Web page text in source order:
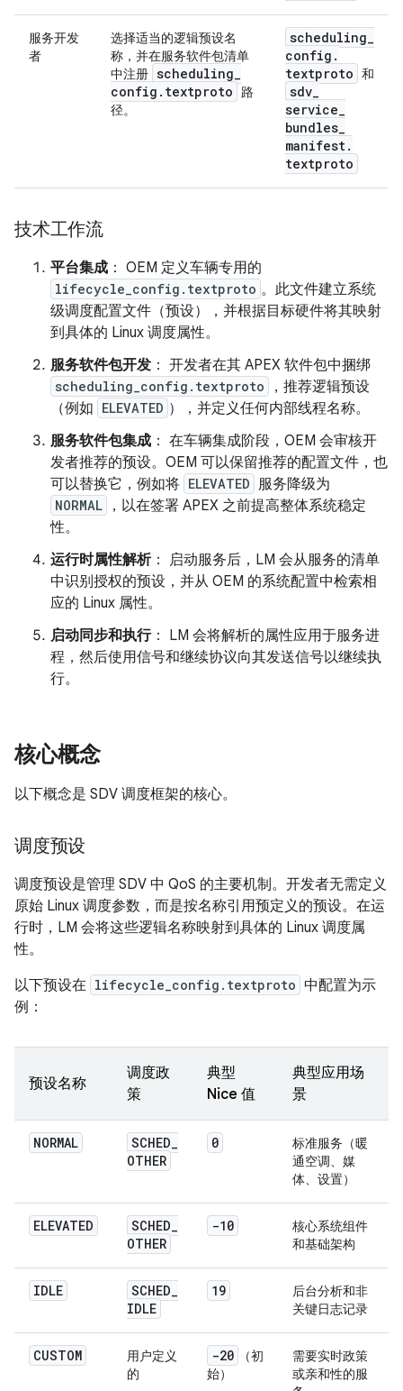
服务开发
者
选择适当的逻辑预设名
称，并在服务软件包清单
中注册 scheduling_
config . textproto
路
径。
scheduling_
config .
textproto 和
sdv_
service_
bundles_
manifest.
textproto
技术工作流
平台集成 ： OEM 定义车辆专用的
lifecycle_config.textproto 。此文件建立系统
级调度配置文件（预设），并根据目标硬件将其映射
到具体的 Linux 调度属性。
服务软件包开发 ： 开发者在其 APEX 软件包中捆绑
scheduling_config.textproto
，推荐逻辑预设
（例如 ELEVATED ），并定义任何内部线程名称。
服务软件包集成 ： 在车辆集成阶段，OEM 会审核开
发者推荐的预设。OEM 可以保留推荐的配置文件，也
可以替换它，例如将 ELEVATED 服务降级为
NORMAL
，以在签署 APEX 之前提高整体系统稳定
性。
运行时属性解析： 启动服务后，LM 会从服务的清单
中识别授权的预设，并从 OEM 的系统配置中检索相
应的 Linux 属性。
启动同步和执行： LM 会将解析的属性应用于服务进
程，然后使用信号和继续协议向其发送信号以继续执
行。
核心概念
以下概念是 SDV 调度框架的核心。
调度预设
调度预设是管理 SDV 中 QoS 的主要机制。开发者无需定义
原始 Linux 调度参数，而是按名称引用预定义的预设。在运
行时，LM 会将这些逻辑名称映射到具体的 Linux 调度属
性。
以下预设在 lifecycle_config.textproto 中配置为示
例：
预设名称
调度政
策
典型
Nice 值
典型应用场
景
NORMAL SCHED_
OTHER
0
标准服务（暖
通空调、媒
体、设置）
ELEVATED SCHED_
OTHER
-10
核心系统组件
和基础架构
IDLE SCHED_
IDLE
19
后台分析和非
关键日志记录
CUSTOM
用户定义
的
-20
（初
始）
需要实时政策
或亲和性的服